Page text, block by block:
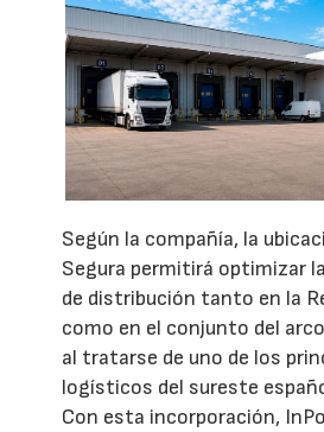
Según la compañía, la
Segura permitirá optimizar
de distribución tanto en la
como en el conjunto del
al tratarse de uno de los
logísticos del sureste
Con esta incorporación,